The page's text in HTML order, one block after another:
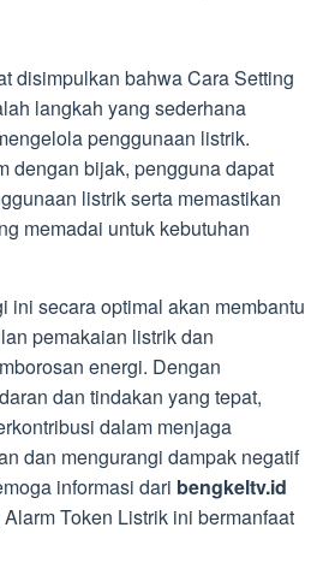
disimpulkan bahwa Cara Setting
langkah yang sederhana
penggunaan listrik.
dengan bijak, pengguna dapat
listrik serta memastikan
memadai untuk kebutuhan
ini secara optimal akan membantu
pemakaian listrik dan
energi. Dengan
dan tindakan yang tepat,
dalam menjaga
dan mengurangi dampak negatif
informasi dari bengkeltv.id
Token Listrik ini bermanfaat